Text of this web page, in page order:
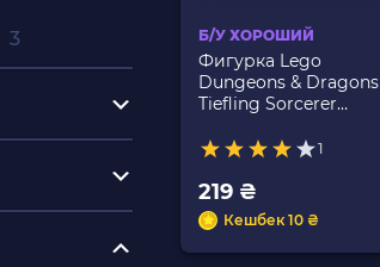
3 Б/У ХОРОШИЙ
Фигурка Lego
Dungeons & Dragons
Tiefling Sorcerer
1
219 ₴
Кешбек 10 ₴